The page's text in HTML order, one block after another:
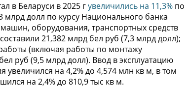
в Беларуси в 2025 гувеличились на 11,3% по
млрд долл по курсу Национального банка
оборудования, транспортных средств
21,382 млрд бел руб (7,3 млрд долл);
(включая работы по монтажу
руб (9,5 млрд долл). Ввод в эксплуатацию
увеличился на 4,2% до 4,574 млн кв м, в том
на 2,4% до 810,9 тыс кв м.